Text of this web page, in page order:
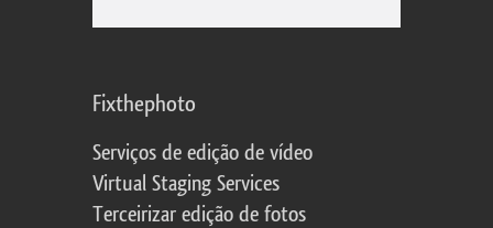
Fixthephoto
Serviços de edição de vídeo
Virtual Staging Services
Terceirizar edição de fotos